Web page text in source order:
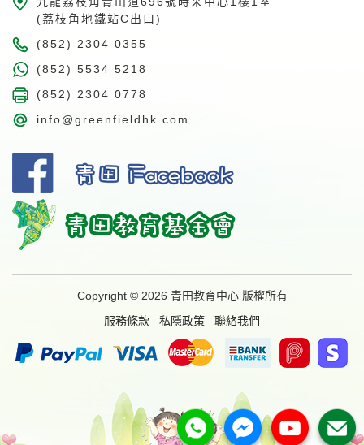
(荔枝角地鐵站C出口)
(852) 2304 0355
(852) 5534 5218
(852) 2304 0778
info@greenfieldhk.com
Copyright © 2026 青田教育中心 版權所有
服務條款
私隱政策 聯絡我們